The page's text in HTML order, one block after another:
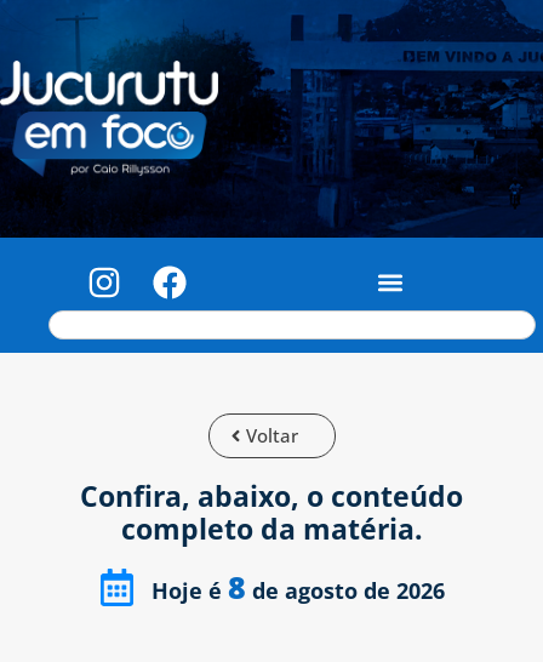
Voltar
Confira, abaixo, o conteúdo
completo da matéria.
Hoje é 8 de agosto de 2026